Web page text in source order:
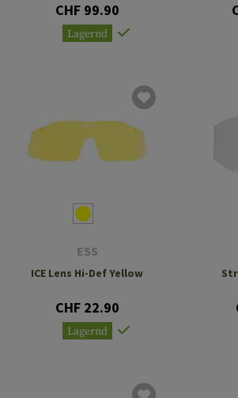
CHF 99.90
Lagernd
ESS
ICE Lens Hi-Def Yellow
CHF 22.90
Lagernd